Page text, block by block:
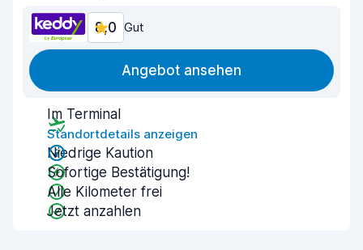
8,0 Gut
Angebot ansehen
Im Terminal
Standortdetails anzeigen
Niedrige Kaution
Sofortige Bestätigung!
Alle Kilometer frei
Jetzt anzahlen